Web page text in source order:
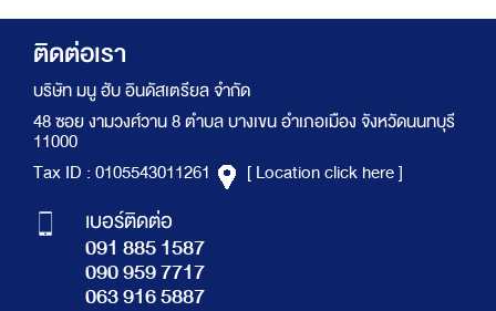
ติดต่อเรา
บริษัท มนู ฮับ อินดัสเตรียล จำกัด
48 ซอย งามวงศ์วาน 8 ตำบล บางเขน อำเภอเมือง จังหวัดนนทบุรี
11000
Tax ID : 0105543011261
[ Location click here ]
เบอร์ติดต่อ
091 885 1587
090 959 7717
063 916 5887